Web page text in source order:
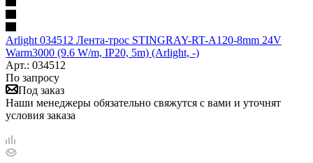
Arlight 034512 Лента-трос STINGRAY-RT-A120-8mm 24V
Warm3000 (9.6 W/m, IP20, 5m) (Arlight, -)
Арт.: 034512
По запросу
Под заказ
Наши менеджеры обязательно свяжутся с вами и уточнят
условия заказа